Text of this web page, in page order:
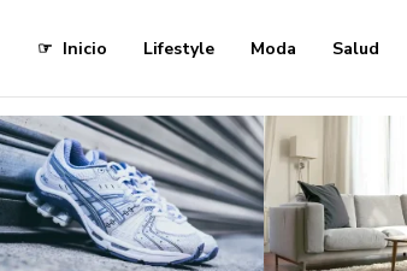
☞ Inicio Lifestyle Moda Salud